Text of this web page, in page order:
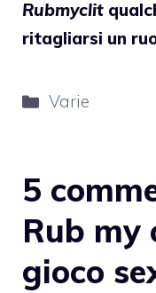
Rubmyclit
ritagliarsi un
Categorie
Varie
5
Rub my
gioco